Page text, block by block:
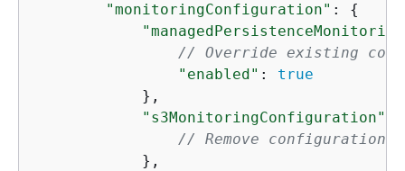
"monitoringConfiguration" : {
// Override existing
"enabled" : true
            },
"s3MonitoringConfiguration"
// Remove configuration
            },